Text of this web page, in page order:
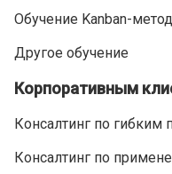
Обучение Kanban-
Другое обучение
Корпоративным
Консалтинг по гибким
Консалтинг по